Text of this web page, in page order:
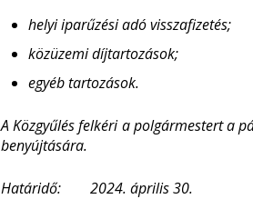
helyi iparűzési adó visszafizetés;
közüzemi díjtartozások;
egyéb tartozások.
A Közgyűlés felkéri a polgármestert a
benyújtására.
Határidő: 2024. április 30.